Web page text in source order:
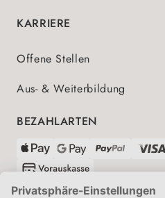
KARRIERE
Offene Stellen
Aus- & Weiterbildung
BEZAHLARTEN
VERSANDPARTNER